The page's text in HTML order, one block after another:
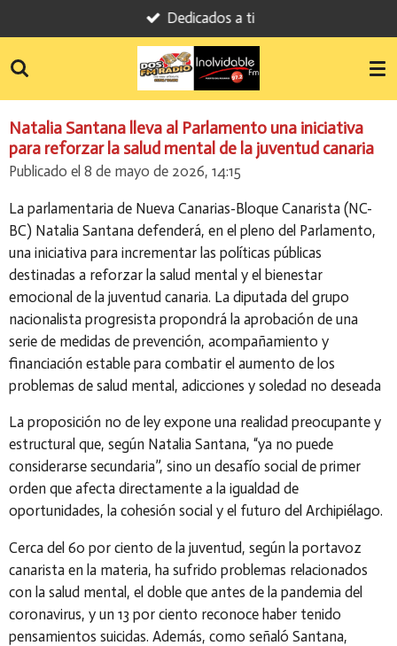
al
contenido
Dedicados a ti
Natalia Santana lleva al Parlamento una iniciativa
para reforzar la salud mental de la juventud canaria
Publicado el 8 de mayo de 2026, 14:15
La parlamentaria de Nueva Canarias-Bloque Canarista (NC-
BC) Natalia Santana defenderá, en el pleno del Parlamento,
una iniciativa para incrementar las políticas públicas
destinadas a reforzar la salud mental y el bienestar
emocional de la juventud canaria. La diputada del grupo
nacionalista progresista propondrá la aprobación de una
serie de medidas de prevención, acompañamiento y
financiación estable para combatir el aumento de los
problemas de salud mental, adicciones y soledad no deseada
La proposición no de ley expone una realidad preocupante y
estructural que, según Natalia Santana, “ya no puede
considerarse secundaria”, sino un desafío social de primer
orden que afecta directamente a la igualdad de
oportunidades, la cohesión social y el futuro del Archipiélago.
Cerca del 60 por ciento de la juventud, según la portavoz
canarista en la materia, ha sufrido problemas relacionados
con la salud mental, el doble que antes de la pandemia del
coronavirus, y un 13 por ciento reconoce haber tenido
pensamientos suicidas. Además, como señaló Santana,